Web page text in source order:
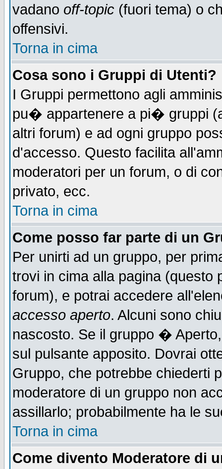
vadano off-topic (fuori tema) o
offensivi.
Torna in cima
Cosa sono i Gruppi di Utenti?
I Gruppi permettono agli
pu� appartenere a pi� gruppi
altri forum) e ad ogni gruppo
d'accesso. Questo facilita
moderatori per un forum, o di
privato, ecc.
Torna in cima
Come posso far parte di un
Per unirti ad un gruppo, per
trovi in cima alla pagina
forum), e potrai accedere
accesso aperto. Alcuni sono
nascosto. Se il gruppo �
sul pulsante apposito. Dovrai
Gruppo, che potrebbe chiederti
moderatore di un gruppo non
assillarlo; probabilmente ha le
Torna in cima
Come divento Moderatore di